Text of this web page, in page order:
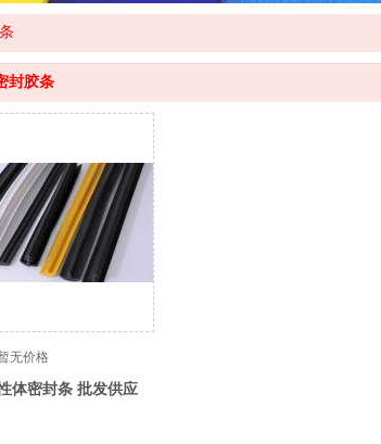
封胶条
无价格
体密封条 批发供应